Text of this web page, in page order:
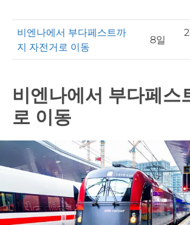
비엔나에서 부다페스트까
지 자전거로 이동
8일
비엔나에서 부다페스
로 이동